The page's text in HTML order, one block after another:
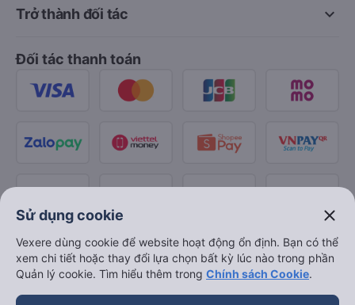
keyboard_arrow_down
Trở thành đối tác
Đối tác thanh toán
Sử dụng cookie close
Vexere dùng cookie để website hoạt động ổn định. Bạn có thể
xem chi tiết hoặc thay đổi lựa chọn bất kỳ lúc nào trong phần
Quản lý cookie. Tìm hiểu thêm trong Chính sách Cookie.